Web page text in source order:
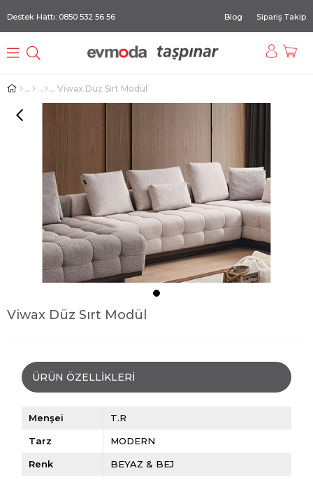
Destek Hattı: 0850 532 56 56 Blog Sipariş Takip
Viwax Düz Sırt Modül
Viwax Düz Sırt Modül
ÜRÜN ÖZELLIKLERI
Menşei T.R
Tarz MODERN
Renk BEYAZ & BEJ